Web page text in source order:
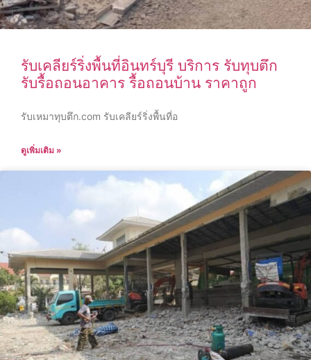
รับเคลียร์ริ่งพื้นที่อินทร์บุรี บริการ รับทุบตึก
รับรื้อถอนอาคาร รื้อถอนบ้าน ราคาถูก
รับเหมาทุบตึก.com รับเคลียร์ริ่งพื้นที่อ
ดูเพิ่มเติม »